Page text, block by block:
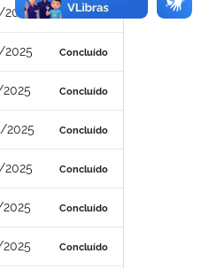
Concluído
Concluído
Concluído
2025 Concluído
Concluído
Concluído
Concluído